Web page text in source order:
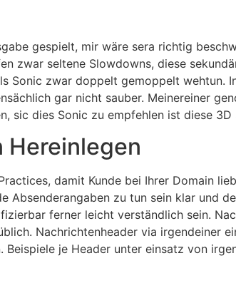
gespielt, mir wäre sera richtig
zwar seltene Slowdowns, diese
Sonic zwar doppelt gemoppelt wehtun.
gar nicht sauber. Meinereiner
sic dies Sonic zu empfehlen ist diese 3D
Hereinlegen
damit Kunde bei Ihrer Domain
Absenderangaben zu tun sein klar und
ferner leicht verständlich sein.
Nachrichtenheader via irgendeiner
je Header unter einsatz von